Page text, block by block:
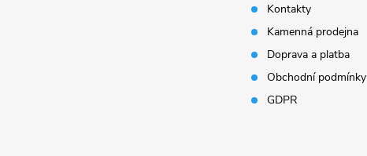
Kontakty
Kamenná prodejna
Doprava a platba
Obchodní podmínky
GDPR